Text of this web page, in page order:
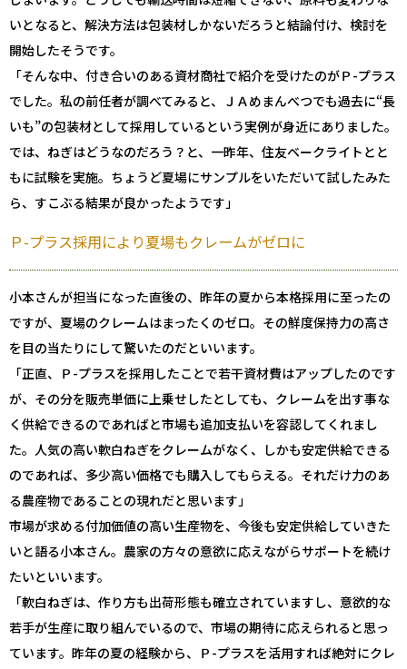
いとなると、解決方法は包装材しかないだろうと結論付け、検討を
開始したそうです。
「そんな中、付き合いのある資材商社で紹介を受けたのがＰ-プラス
でした。私の前任者が調べてみると、ＪＡめまんべつでも過去に“長
いも”の包装材として採用しているという実例が身近にありました。
では、ねぎはどうなのだろう？と、一昨年、住友ベークライトとと
もに試験を実施。ちょうど夏場にサンプルをいただいて試したみた
ら、すこぶる結果が良かったようです」
Ｐ-プラス採用により夏場もクレームがゼロに
小本さんが担当になった直後の、昨年の夏から本格採用に至ったの
ですが、夏場のクレームはまったくのゼロ。その鮮度保持力の高さ
を目の当たりにして驚いたのだといいます。
「正直、Ｐ-プラスを採用したことで若干資材費はアップしたのです
が、その分を販売単価に上乗せしたとしても、クレームを出す事な
く供給できるのであればと市場も追加支払いを容認してくれまし
た。人気の高い軟白ねぎをクレームがなく、しかも安定供給できる
のであれば、多少高い価格でも購入してもらえる。それだけ力のあ
る農産物であることの現れだと思います」
市場が求める付加価値の高い生産物を、今後も安定供給していきた
いと語る小本さん。農家の方々の意欲に応えながらサポートを続け
たいといいます。
「軟白ねぎは、作り方も出荷形態も確立されていますし、意欲的な
若手が生産に取り組んでいるので、市場の期待に応えられると思っ
ています。昨年の夏の経験から、Ｐ-プラスを活用すれば絶対にクレ